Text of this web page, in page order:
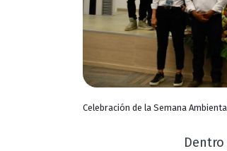
Celebración de la Semana